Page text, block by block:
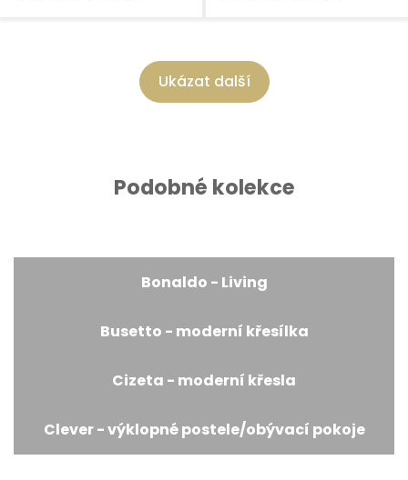
Ukázat další
Podobné kolekce
Bonaldo - Living
Busetto - moderní křesílka
Cizeta - moderní křesla
Clever - výklopné postele/obývací pokoje